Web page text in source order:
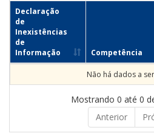
Declaração
de
Inexistências
de
Informação
Competência
Não há dados a
Mostrando 0 até 0
Anterior